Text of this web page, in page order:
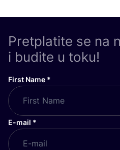
Pretplatite se na
i budite u toku!
First Name *
E-mail *